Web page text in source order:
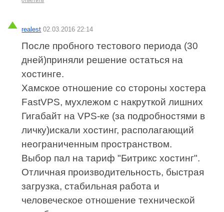
realest 02.03.2016 22:14
После пробного тестового периода (30
дней)приняли решение остаться на
хостинге.
Хамское отношение со стороны хостера
FastVPS, мухлежом с накруткой лишних
Гигабайт на VPS-ке (за подробностями в
личку)искали хостинг, располагающий
неограниченным пространством.
Выбор пал на тариф "Битрикс хостинг".
Отличная производительность, быстрая
загрузка, стабильная работа и
человеческое отношение технической